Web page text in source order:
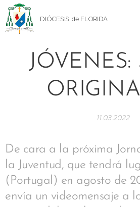
DIÓCESIS de FLORIDA
JÓVENES:
11.03.2022
De cara a la próxima
la Juventud, que tendrá
(Portugal) en agosto de
envía un videomensaje a